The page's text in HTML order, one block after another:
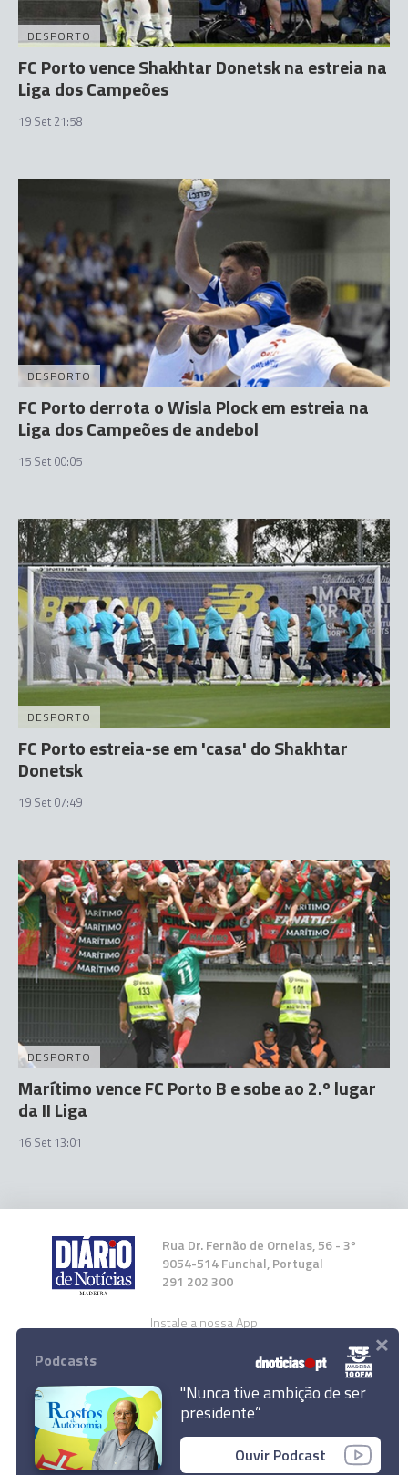
DESPORTO
FC Porto vence Shakhtar Donetsk na estreia na
Liga dos Campeões
19 Set 21:58
DESPORTO
FC Porto derrota o Wisla Plock em estreia na
Liga dos Campeões de andebol
15 Set 00:05
DESPORTO
FC Porto estreia-se em 'casa' do Shakhtar
Donetsk
19 Set 07:49
DESPORTO
Marítimo vence FC Porto B e sobe ao 2.º lugar
da II Liga
16 Set 13:01
Rua Dr. Fernão de Ornelas, 56 - 3º
9054-514 Funchal, Portugal
291 202 300
Instale a nossa App
© 2023 Empresa Diário de Notícias, Lda.
Todos os direitos reservados.
Podcasts
"Nunca tive ambição de ser
presidente”
Ouvir Podcast
×